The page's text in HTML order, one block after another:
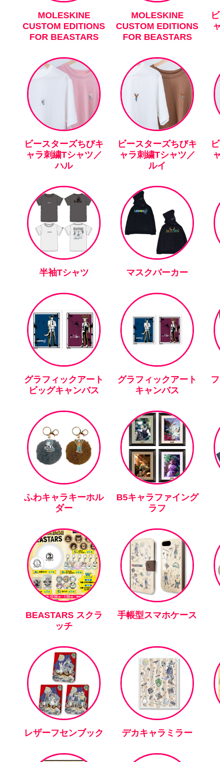
MOLESKINE
CUSTOM EDITIONS
FOR BEASTARS
MOLESKINE
CUSTOM EDITIONS
FOR BEASTARS
ビースターズちびキ
ャラ刺繍Tシャツ／
ハル
ビースターズちびキ
ャラ刺繍Tシャツ／
ルイ
半袖Tシャツ マスクパーカー
グラフィックアート
ビッグキャンバス
グラフィックアート
キャンバス
ふわキャラキーホル
ダー
B5キャラファイング
ラフ
BEASTARS スクラ
ッチ
手帳型スマホケース
レザーフセンブック デカキャラミラー